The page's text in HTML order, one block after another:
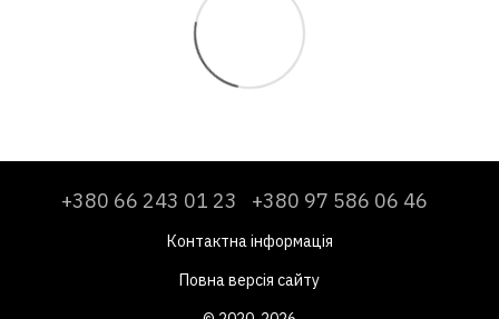
+380 66 243 01 23 +380 97 586 06 46
Контактна інформація
Повна версія сайту